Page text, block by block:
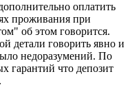
оплатить
проживания при
об этом говорится.
детали говорить явно и
недоразумений. По
гарантий что депозит